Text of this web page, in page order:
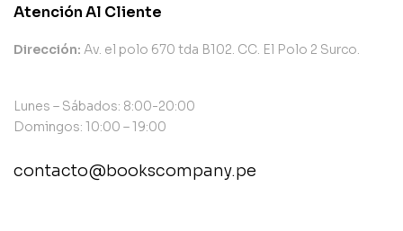
Atención Al Cliente
Dirección: Av. el polo 670 tda B102. CC. El Polo 2 Surco.
Lunes – Sábados: 8:00-20:00
Domingos: 10:00 – 19:00
contacto@bookscompany.pe